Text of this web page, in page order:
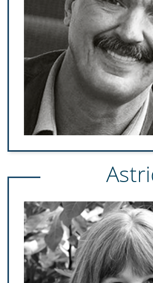
Mit unseren extrem umweltfreundlichen
wir nicht die Welt, aber wir machen sie
ist, dass unser Business vom kleinen
Zeitaufwand bis zum
Führungskraft für JEDEN das individuell
ist nach oben